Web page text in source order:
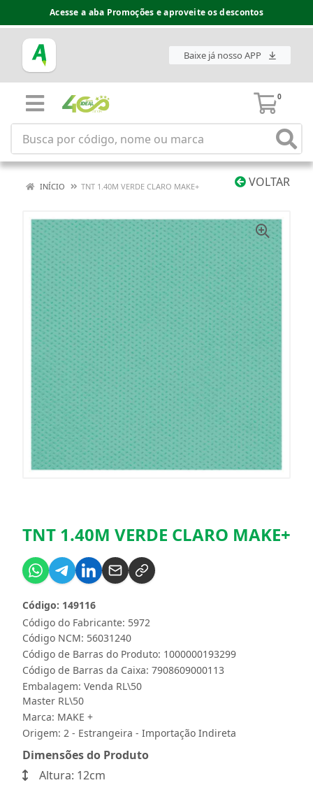
Acesse a aba Promoções e aproveite os descontos
Baixe já nosso APP
0
VOLTAR
INÍCIO TNT 1.40M VERDE CLARO MAKE+
TNT 1.40M VERDE CLARO MAKE+
Código do Fabricante: 5972
Código: 149116
Código NCM: 56031240
Código de Barras do Produto: 1000000193299
Código de Barras da Caixa: 7908609000113
Embalagem: Venda RL\50
Master RL\50
Marca: MAKE +
Origem: 2 - Estrangeira - Importação Indireta
Dimensões do Produto
Altura: 12cm